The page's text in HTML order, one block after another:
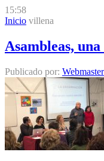
15:58
Inicio villena
Asambleas,
Publicado por: Webmaster